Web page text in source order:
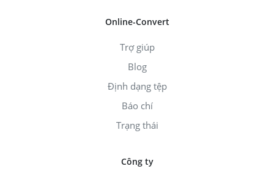
Online-Convert
Trợ giúp
Blog
Định dạng tệp
Báo chí
Trạng thái
Công ty